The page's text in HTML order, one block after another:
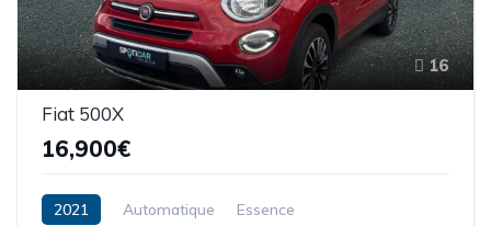
16
Fiat 500X
16,900€
2021 Automatique Essence